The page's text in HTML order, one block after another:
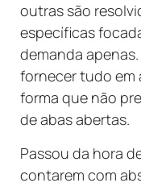
outras são
específicas
demanda
fornecer tudo em
forma que não
de abas abertas.
Passou da hora
contarem com